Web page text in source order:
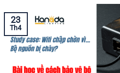
23
Th4